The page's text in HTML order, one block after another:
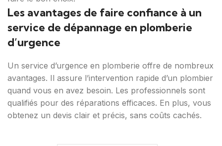
Les avantages de faire confiance à un
service de dépannage en plomberie
d’urgence
Un service d’urgence en plomberie offre de nombreux
avantages. Il assure l’intervention rapide d’un plombier
quand vous en avez besoin. Les professionnels sont
qualifiés pour des réparations efficaces. En plus, vous
obtenez un devis clair et précis, sans coûts cachés.